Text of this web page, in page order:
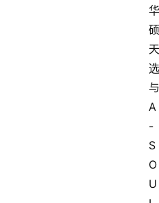
华
硕
天
选
与
A
-
S
O
U